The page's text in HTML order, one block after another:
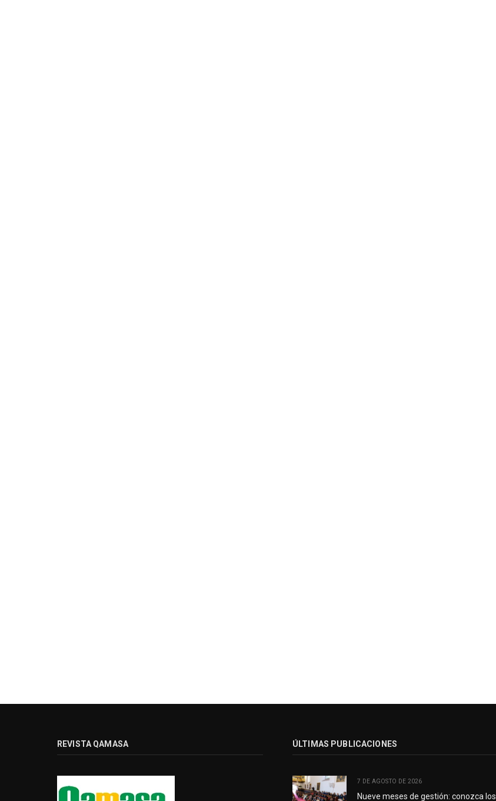
REVISTA QAMASA ÚLTIMAS PUBLICACIONES
7 DE AGOSTO DE 2026
Nueve meses de gestión: conozca los